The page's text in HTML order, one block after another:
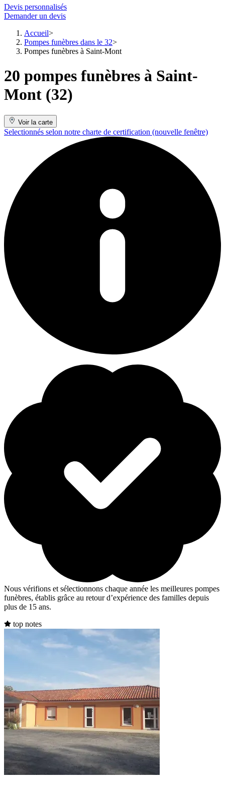
Devis personnalisés
Demander un devis
Accueil
Pompes funèbres dans le 32
Pompes funèbres à Saint-Mont
20 pompes funèbres à Saint-
Mont (32)
Voir la carte
Selectionnés selon notre charte de certification (nouvelle fenêtre)
Nous vérifions et sélectionnons chaque année les meilleures pompes
funèbres, établis grâce au retour d’expérience des familles depuis
plus de 15 ans.
top notes